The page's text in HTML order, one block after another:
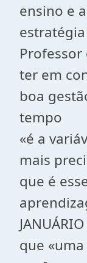
ensino e
Professor
ter em
boa
tempo
«é a
mais
que é
que